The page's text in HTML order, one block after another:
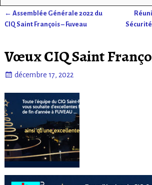
Navigation des articles
← Assemblée Générale 2022 du
CIQ Saint François – Fuveau
Vœux CIQ Saint
décembre 17, 2022